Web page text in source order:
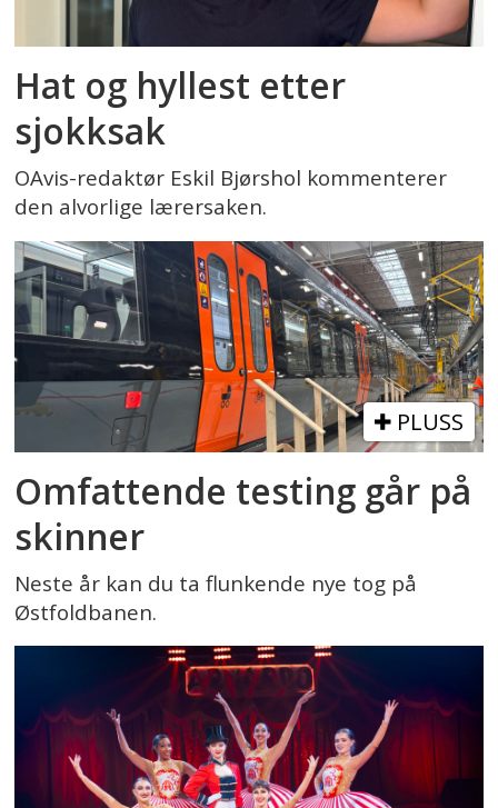
Hat og hyllest etter
sjokksak
OAvis-redaktør Eskil Bjørshol kommenterer
den alvorlige lærersaken.
PLUSS
Omfattende testing går på
skinner
Neste år kan du ta flunkende nye tog på
Østfoldbanen.